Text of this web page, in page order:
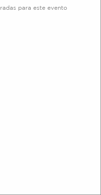
para este evento